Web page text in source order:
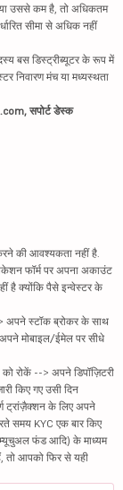
या उससे कम है, तो अधिकतम
सीमा से अधिक नहीं
बस डिस्ट्रीब्यूटर के रूप में
निवारण मंच या मध्यस्थता
सपोर्ट डेस्क
की आवश्यकता नहीं है.
फॉर्म पर अपना अकाउंट
है क्योंकि पैसे इन्वेस्टर के
स्टॉक ब्रोकर के साथ
मोबाइल/ईमेल पर सीधे
रोकें --> अपने डिपॉज़िटरी
किए गए उसी दिन
ट्रांज़ैक्शन के लिए अपने
समय KYC एक बार किए
म्यूचुअल फंड आदि) के माध्यम
तो आपको फिर से यही